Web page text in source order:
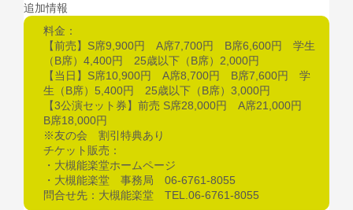
追加情報
料金：
【前売】S席9,900円 A席7,700円 B席6,600円 学生
（B席）4,400円 25歳以下（B席）2,000円
【当日】S席10,900円 A席8,700円 B席7,600円 学
生（B席）5,400円 25歳以下（B席）3,000円
【3公演セット券】前売 S席28,000円 A席21,000円
B席18,000円
※友の会 割引特典あり
チケット販売：
・大槻能楽堂ホームページ
・大槻能楽堂 事務局 06-6761-8055
問合せ先：大槻能楽堂 TEL.06-6761-8055